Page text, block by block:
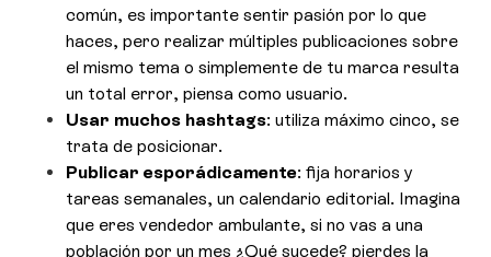
común, es importante sentir pasión por lo que
haces, pero realizar múltiples publicaciones sobre
el mismo tema o simplemente de tu marca resulta
un total error, piensa como usuario.
Usar muchos hashtags: utiliza máximo cinco, se
trata de posicionar.
Publicar esporádicamente: fija horarios y
tareas semanales, un calendario editorial. Imagina
que eres vendedor ambulante, si no vas a una
población por un mes ¿Qué sucede? pierdes la